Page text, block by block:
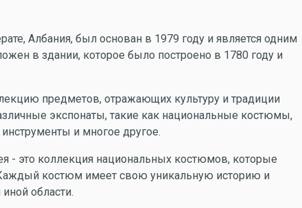
Албания, был основан в 1979 году и является одним
в здании, которое было построено в 1780 году и
предметов, отражающих культуру и традиции
экспонаты, такие как национальные костюмы,
и многое другое.
- это коллекция национальных костюмов, которые
костюм имеет свою уникальную историю и
области.